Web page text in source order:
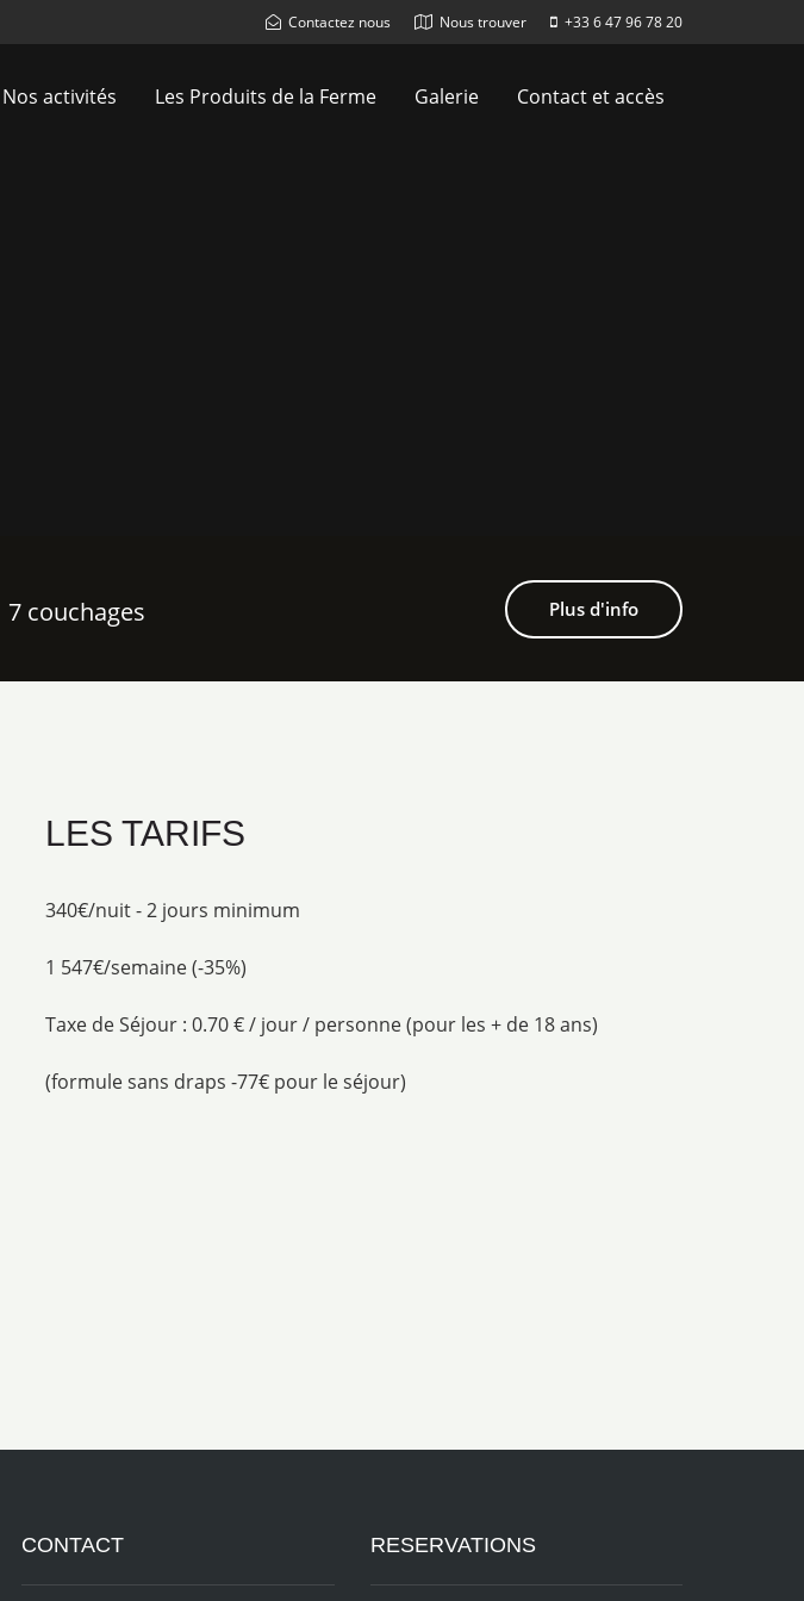
Contactez nous Nous trouver +33 6 47 96 78 20
Nos activités Les Produits de la Ferme Galerie Contact et accès
Plus d'info
7 couchages
LES TARIFS
340€/nuit - 2 jours minimum
1 547€/semaine (-35%)
Taxe de Séjour : 0.70 € / jour / personne (pour les + de 18 ans)
(formule sans draps -77€ pour le séjour)
CONTACT RESERVATIONS